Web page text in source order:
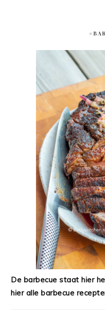
De barbecue staat hier
hier alle barbecue